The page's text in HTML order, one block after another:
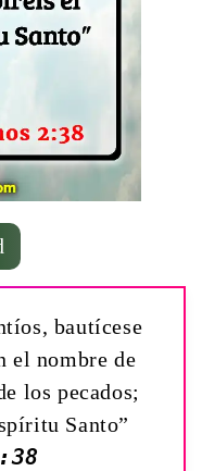
bautícese
el nombre de
los pecados;
Santo”